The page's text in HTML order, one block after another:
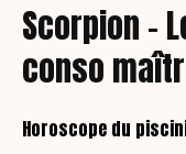
Scorpion –
conso
Horoscope du